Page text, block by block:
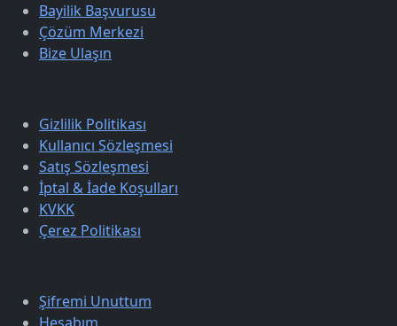
Bayilik Başvurusu
Çözüm Merkezi
Bize Ulaşın
Gizlilik Politikası
Kullanıcı Sözleşmesi
Satış Sözleşmesi
İptal & İade Koşulları
KVKK
Çerez Politikası
Şifremi Unuttum